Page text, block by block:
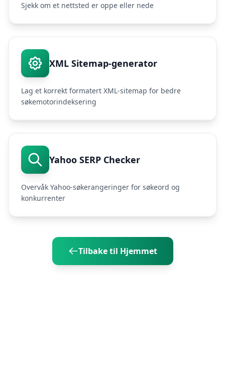
Sjekk om et nettsted er oppe eller nede
XML Sitemap-generator
Lag et korrekt formatert XML-sitemap for bedre
søkemotorindeksering
Yahoo SERP Checker
Overvåk Yahoo-søkerangeringer for søkeord og
konkurrenter
Tilbake til Hjemmet